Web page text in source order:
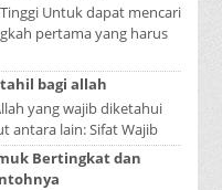
Untuk dapat mencari
pertama yang harus
bagi allah
yang wajib diketahui
antara lain: Sifat Wajib
Bertingkat dan